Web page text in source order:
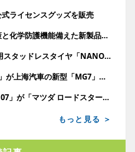
ライセンスグッズを販売
ショーワグローブ、静電気対策と化学防護機能備えた新製品発売
TOYO TIRE、トラック・バス用スタッドレスタイヤ「NANOENERGY M976」を発売
横浜ゴム、「ADVAN dB V552」が上海汽車の新型「MG7」に新車装着
横浜ゴム、「ADVAN Sport V107」が「マツダ ロードスター」に新車装着
もっと見る ＞